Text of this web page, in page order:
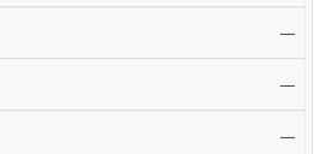
—
—
—